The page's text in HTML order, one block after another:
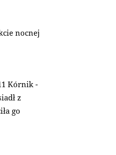
nocnej
Kórnik -
z
go